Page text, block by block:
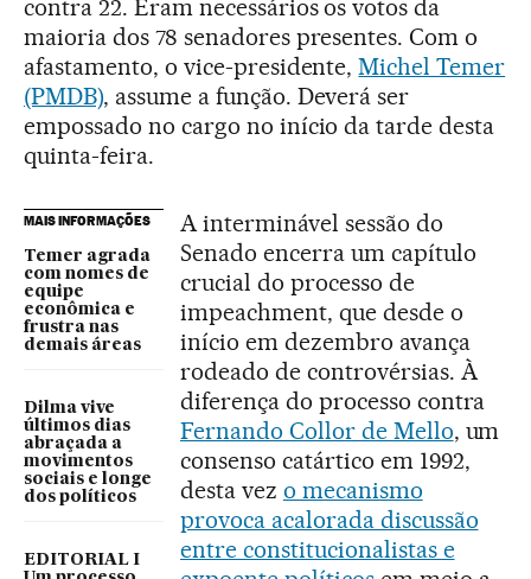
contra 22. Eram necessários os votos da
maioria dos 78 senadores presentes. Com o
afastamento, o vice-presidente,Michel Temer
(PMDB), assume a função. Deverá ser
empossado no cargo no início da tarde desta
quinta-feira.
MAIS INFORMAÇÕES
Temer agrada
com nomes de
equipe
econômica e
frustra nas
demais áreas
Dilma vive
últimos dias
abraçada a
movimentos
sociais e longe
dos políticos
EDITORIAL I
A interminável sessão do
Senado encerra um capítulo
crucial do processo de
impeachment, que desde o
início em dezembro avança
rodeado de controvérsias. À
diferença do processo contra
Fernando Collor de Mello, um
consenso catártico em 1992,
desta vez o mecanismo
provoca acalorada discussão
entre constitucionalistas e